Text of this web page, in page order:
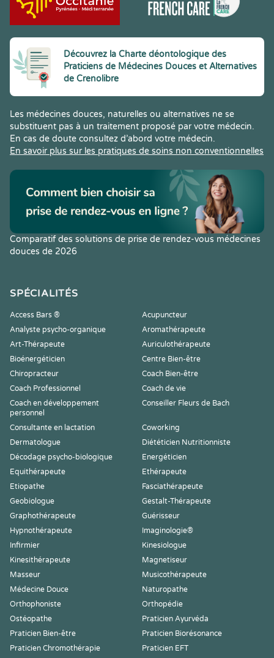
Découvrez la Charte déontologique des
Praticiens de Médecines Douces et Alternatives
de Crenolibre
Les médecines douces, naturelles ou alternatives ne se
substituent pas à un traitement proposé par votre médecin.
En cas de doute consultez d’abord votre médecin.
En savoir plus sur les pratiques de soins non conventionnelles
Comparatif des solutions de prise de rendez-vous médecines
douces de 2026
SPÉCIALITÉS
Access Bars ®
Acupuncteur
Analyste psycho-organique
Aromathérapeute
Art-Thérapeute
Auriculothérapeute
Bioénergéticien
Centre Bien-être
Chiropracteur
Coach Bien-être
Coach Professionnel
Coach de vie
Coach en développement
personnel
Conseiller Fleurs de Bach
Consultante en lactation
Coworking
Dermatologue
Diététicien Nutritionniste
Décodage psycho-biologique
Energéticien
Equithérapeute
Ethérapeute
Etiopathe
Fasciathérapeute
Geobiologue
Gestalt-Thérapeute
Graphothérapeute
Guérisseur
Hypnothérapeute
Imaginologie®
Infirmier
Kinesiologue
Kinesithérapeute
Magnetiseur
Masseur
Musicothérapeute
Médecine Douce
Naturopathe
Orthophoniste
Orthopédie
Ostéopathe
Praticien Ayurvéda
Praticien Bien-être
Praticien Biorésonance
Praticien Chromothérapie
Praticien EFT